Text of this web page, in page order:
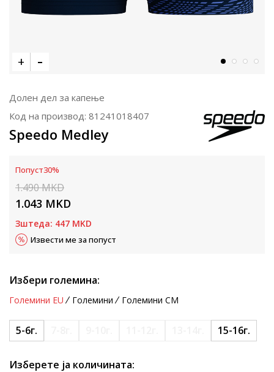
Долен дел за капење
Код на производ: 81241018407
Speedo Medley
Попуст30%
1.490MKD
1.043 MKD
Зштеда: 447 MKD
Извести ме за попуст
Избери големина:
Големини EU Големини Големини CM
5-6г. 15-16г.
Изберете ја количината: